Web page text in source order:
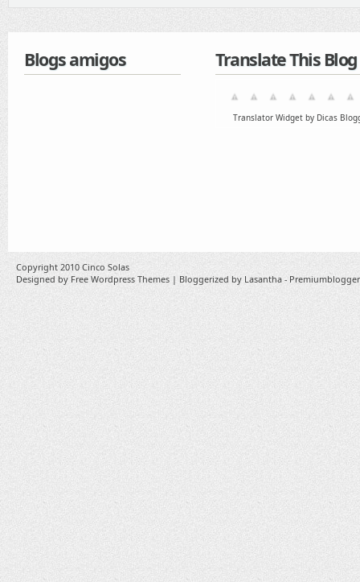
Blogs amigos Translate This Blog
Translator Widget by Dicas
Copyright 2010 Cinco Solas
Designed by Free Wordpress Themes | Bloggerized by Lasantha -